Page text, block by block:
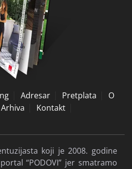
Adresar Pretplata
O
Arhiva Kontakt
koji je 2008. godine
“PODOVI” jer smatramo